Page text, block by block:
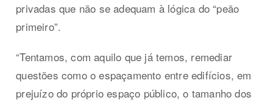
privadas que não se adequam à lógica do “peão
primeiro”.
“Tentamos, com aquilo que já temos, remediar
questões como o espaçamento entre edifícios, em
prejuízo do próprio espaço público, o tamanho dos